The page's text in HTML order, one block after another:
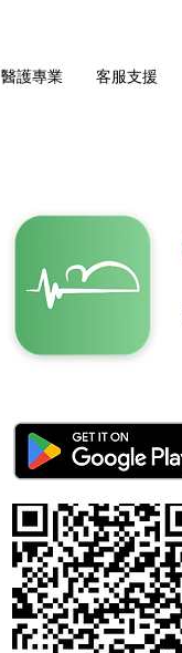
醫護專業 客服支援